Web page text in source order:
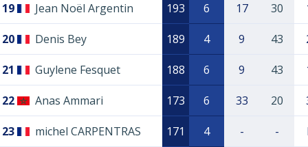
19 Jean Noël Argentin 193 6 17 30
20 Denis Bey 189 4 9 43
21 Guylene Fesquet 188 6 9 43
22 Anas Ammari 173 6 33 20
23 michel CARPENTRAS 171 4 - -